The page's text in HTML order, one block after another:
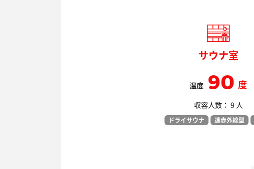
サウナ室
温度 90度
収容人数： 9 人
ドライサウナ 遠赤外線型